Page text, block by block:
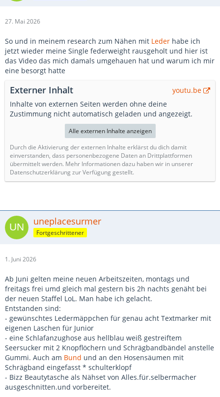
27. Mai 2026
So und in meinem research zum Nähen mit Leder habe ich
jetzt wieder meine Single federweight rausgeholt und hier ist
das Video das mich damals umgehauen hat und warum ich mir
eine besorgt hatte
Externer Inhalt
youtu.be
Inhalte von externen Seiten werden ohne deine
Zustimmung nicht automatisch geladen und angezeigt.
Alle externen Inhalte anzeigen
Durch die Aktivierung der externen Inhalte erklärst du dich damit
einverstanden, dass personenbezogene Daten an Drittplattformen
übermittelt werden. Mehr Informationen dazu haben wir in unserer
Datenschutzerklärung zur Verfügung gestellt.
uneplacesurmer
Fortgeschrittener
1. Juni 2026
Ab Juni gelten meine neuen Arbeitszeiten, montags und
freitags frei umd gleich mal gestern bis 2h nachts genäht bei
der neuen Staffel LoL. Man habe ich gelacht.
Entstanden sind:
- gewünschtes Ledermäppchen für genau acht Textmarker mit
eigenen Laschen für Junior
- eine Schlafanzughose aus hellblau weiß gestreiftem
Seersucker mit 2 Knopflöchern und Schrägbandbändel anstelle
Gummi. Auch am Bund und an den Hosensäumen mit
Schrägband eingefasst * schulterklopf
- Bizz Beautytasche als Nähset von Alles.für.selbermacher
ausgeschnitten.und vorbereitet.